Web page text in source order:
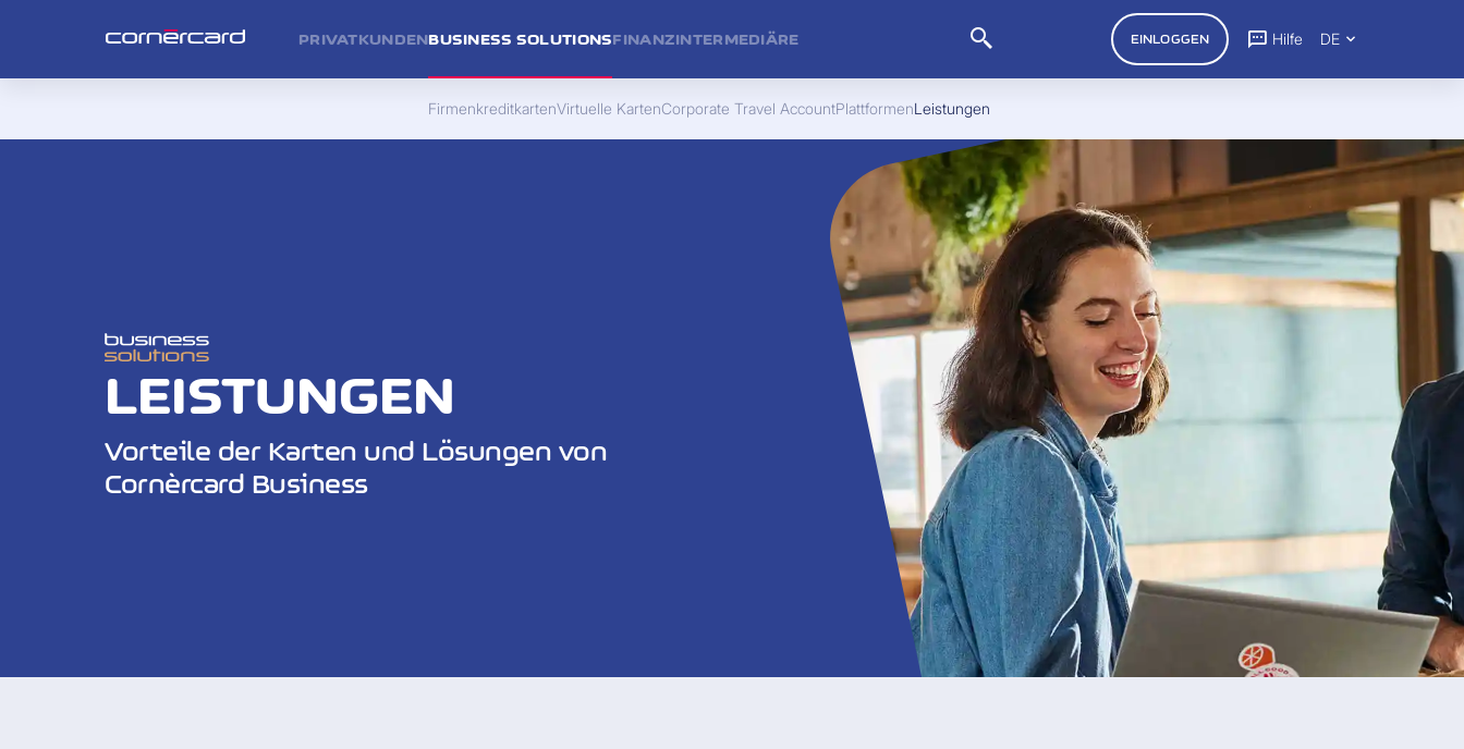
LEISTUNGEN
Vorteile der Karten und Lösungen von
Cornèrcard Business
PRIVATKUNDENBUSINESS SOLUTIONS
FirmenkreditkartenVirtuelle KartenCorporate Travel AccountPlattformenLeistungen
FINANZINTERMEDIÄRE EINLOGGEN Hilfe DE